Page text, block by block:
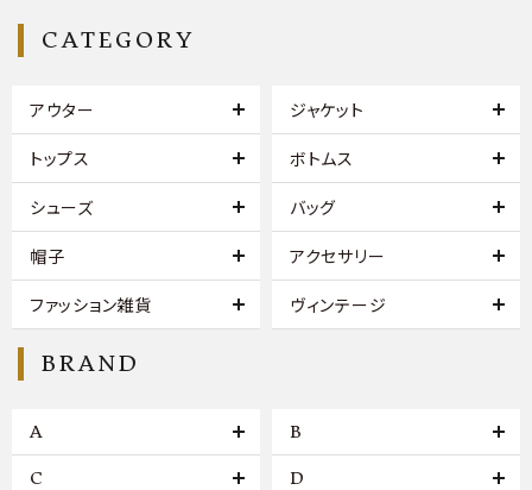
CATEGORY
アウター ジャケット
トップス ボトムス
シューズ バッグ
帽子 アクセサリー
ファッション雑貨 ヴィンテージ
BRAND
A B
C D